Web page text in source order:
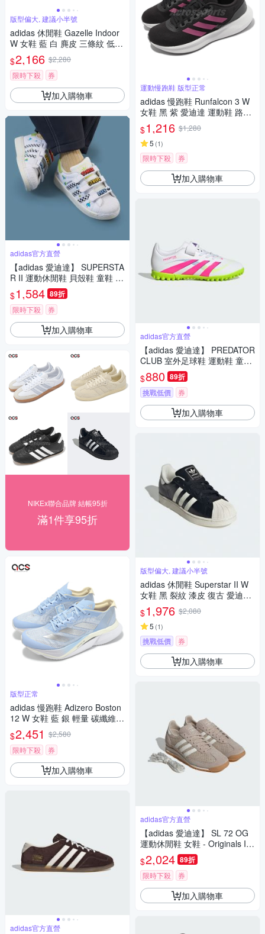
版型偏大, 建議小半號
adidas 休閒鞋 Gazelle Indoor
W 女鞋 藍 白 麂皮 三條紋 低筒
愛迪達 HQ8717
$2,166 $2,280
限時下殺
券
加入購物車
adidas官方直營
【adidas 愛迪達】 SUPERSTA
R II 運動休閒鞋 貝殼鞋 童鞋 -
Originals JS2469
$1,584 89折
限時下殺 券
加入購物車
NIKEx聯合品牌 結帳95折
滿1件享95折
版型正常
adidas 慢跑鞋 Adizero Boston
12 W 女鞋 藍 銀 輕量 碳纖維
馬牌大底 運動鞋 愛迪達 JP791
4
$2,451 $2,580
限時下殺
券
加入購物車
adidas官方直營
運動慢跑鞋 版型正常
adidas 慢跑鞋 Runfalcon 3 W
女鞋 黑 紫 愛迪達 運動鞋 路跑
HP7560
$1,216 $1,280
5 (1)
限時下殺 券
加入購物車
adidas官方直營
【adidas 愛迪達】 PREDATOR
CLUB 室外足球鞋 運動鞋 童鞋
ID3808
$880 89折
挑戰低價 券
加入購物車
版型偏大, 建議小半號
adidas 休閒鞋 Superstar II W
女鞋 黑 裂紋 漆皮 復古 愛迪達
JS4014
$1,976 $2,080
5 (1)
挑戰低價 券
加入購物車
adidas官方直營
【adidas 愛迪達】 SL 72 OG
運動休閒鞋 女鞋 - Originals IH
9177
$2,024 89折
限時下殺 券
加入購物車